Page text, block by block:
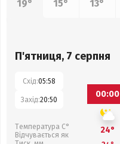
19°
15°
13°
П'ятниця, 7 серпня
Схід:05:58
Захід:20:50
Температура С°
Відчувається як
00:00
24°